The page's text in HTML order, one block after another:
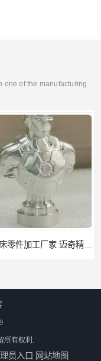
one of the manufacturing
所有权利.
员入口 网站地图